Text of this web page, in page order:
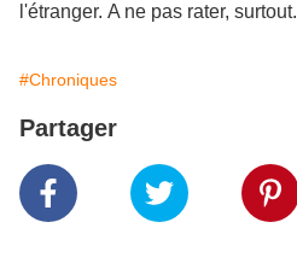
l'étranger. A ne pas rater, surtout.
#Chroniques
Partager